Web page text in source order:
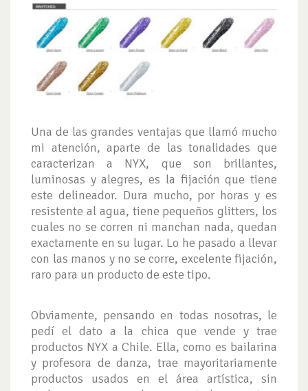
Una de las grandes ventajas que llamó mucho
mi atención, aparte de las tonalidades que
caracterizan a NYX, que son brillantes,
luminosas y alegres, es la fijación que tiene
este delineador. Dura mucho, por horas y es
resistente al agua, tiene pequeños glitters, los
cuales no se corren ni manchan nada, quedan
exactamente en su lugar. Lo he pasado a llevar
con las manos y no se corre, excelente fijación,
raro para un producto de este tipo.
Obviamente, pensando en todas nosotras, le
pedí el dato a la chica que vende y trae
productos NYX a Chile. Ella, como es bailarina
y profesora de danza, trae mayoritariamente
productos usados en el área artística, sin